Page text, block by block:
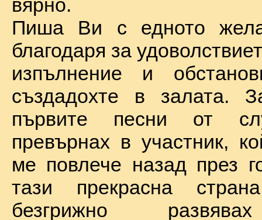
вярно.
Пиша Ви с едното
благодаря за
изпълнение и
създадохте в залата.
първите песни от
превърнах в участник,
ме повлече назад през
тази прекрасна
безгрижно